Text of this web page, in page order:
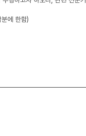
에 한함)